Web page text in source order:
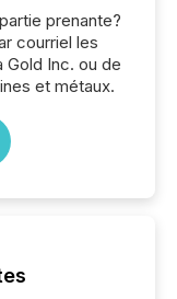
prenante?
courriel les
Inc. ou de
et métaux.